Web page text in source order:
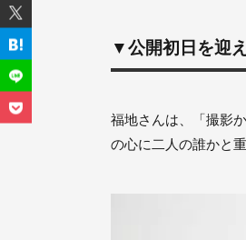
▼公開初日を迎
福地さんは、「撮影
の心に二人の誰かと